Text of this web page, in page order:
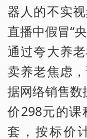
器人的不实
直播中假冒“
通过夸大养
卖养老焦虑
据网络销售数
价298元的课
套，按标价